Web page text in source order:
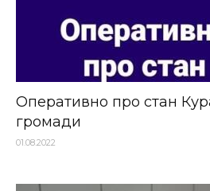
Оперативно про стан
громади
01.08.2022